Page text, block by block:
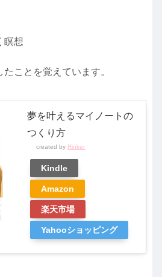
瞑想
ことを覚えています。
夢を叶えるマイノートの
つくり方
created by Rinker
Kindle
Amazon
楽天市場
Yahooショッピング